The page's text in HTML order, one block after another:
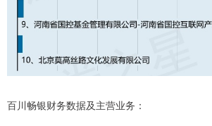
百川畅银财务数据及主营业务：